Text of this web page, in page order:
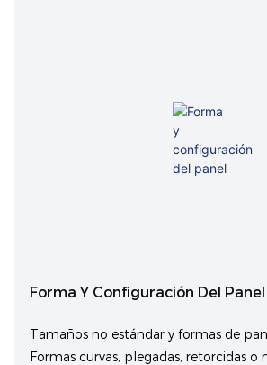
Forma Y Configuración Del Panel
Tamaños no estándar y formas de
Formas curvas, plegadas, retorcidas o